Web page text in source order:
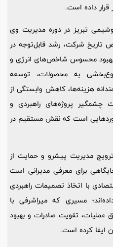
داده است.
تبریز در دوره مدیریت وی
شرکت، رشد قابل‌توجه در
محسوس شاخص‌های انرژی و
به محصولات، توسعه
هزینه‌ها، کاهش وابستگی از
پروژه‌های راهبردی و
است که نقش مستقیم در
مدیریت پیشرو و حمایت از
برای معرفی مدیرانی است
با اتخاذ تصمیمات راهبردی
مسیری که میراشرفی با
تقویت صادرات و بهبود
ایفا کرده است.